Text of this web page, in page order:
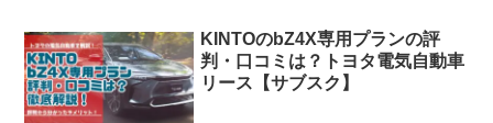
KINTOのbZ4X専用プランの評
判・口コミは？トヨタ電気自動車
リース【サブスク】